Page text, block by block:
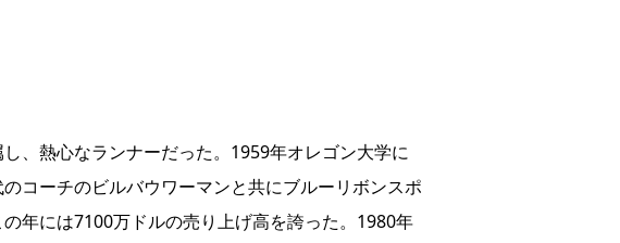
、熱心なランナーだった。1959年オレゴン大学に
コーチのビルバウワーマンと共にブルーリボンスポ
年には7100万ドルの売り上げ高を誇った。1980年